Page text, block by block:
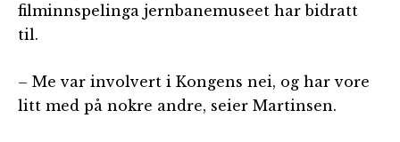
filminnspelinga jernbanemuseet har bidratt
til.
– Me var involvert i Kongens nei, og har vore
litt med på nokre andre, seier Martinsen.